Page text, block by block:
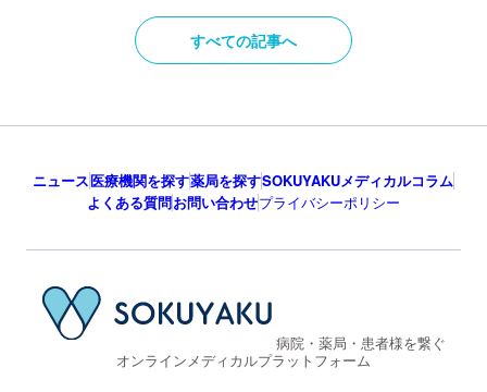
すべての記事へ
ニュース医療機関を探す薬局を探すSOKUYAKUメディカルコラム
よくある質問お問い合わせプライバシーポリシー
病院・薬局・患者様を繋ぐ
オンラインメディカルプラットフォーム